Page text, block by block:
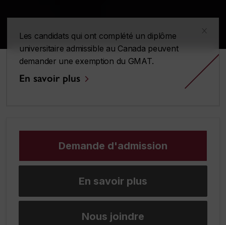
Les candidats qui ont complété un diplôme
universitaire admissible au Canada peuvent
demander une exemption du GMAT.
En savoir plus
x
Demande d'admission
En savoir plus
Nous joindre